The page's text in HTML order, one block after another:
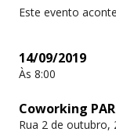
Este evento
14/09/2019
Às 8:00
Coworking
Rua 2 de outubro,